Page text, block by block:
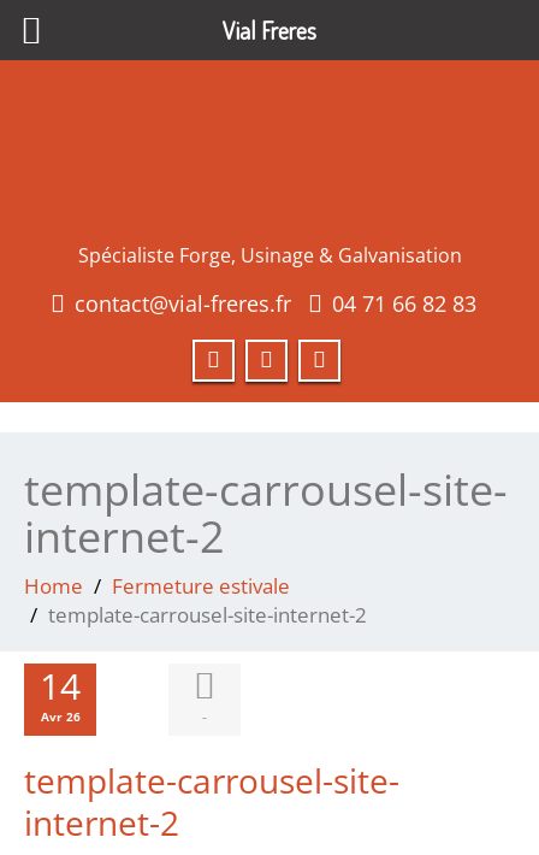
Spécialiste Forge, Usinage & Galvanisation
contact@vial-freres.fr 04 71 66 82 83
template-carrousel-site-
internet-2
Home
Fermeture estivale
template-carrousel-site-internet-2
14
Avr 26 -
template-carrousel-site-
internet-2
Vial Freres